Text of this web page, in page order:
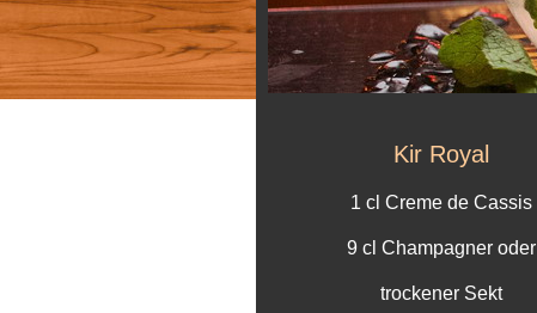
Kir Royal
1 cl Creme de Cassis
9 cl Champagner oder
trockener Sekt